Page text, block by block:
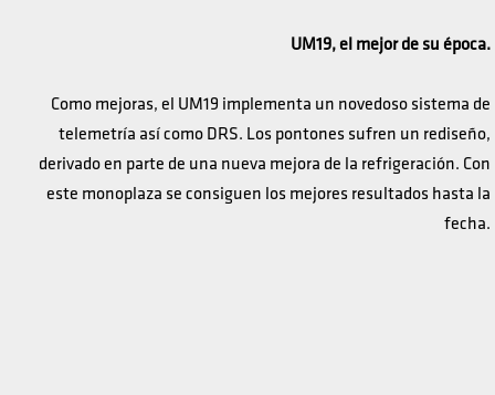
UM19, el mejor de su época.
Como mejoras, el UM19 implementa un novedoso sistema de
telemetría así como DRS. Los pontones sufren un rediseño,
derivado en parte de una nueva mejora de la refrigeración. Con
este monoplaza se consiguen los mejores resultados hasta la
fecha.